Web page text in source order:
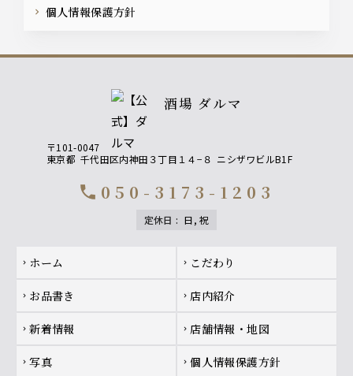
個人情報保護方針
酒場 ダルマ
〒101-0047
東京都 千代田区内神田３丁目１４−８ ニシザワビルB1F
call 050-3173-1203
定休日 : 日, 祝
Footer navigation
chevron_right ホーム chevron_right こだわり
chevron_right お品書き chevron_right 店内紹介
chevron_right 新着情報 chevron_right 店舗情報・地図
chevron_right 写真 chevron_right 個人情報保護方針